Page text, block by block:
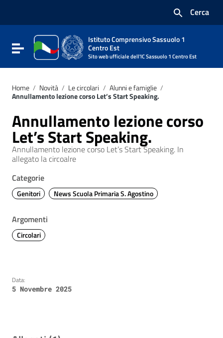
Vai al footer
Cerca
Attiva / disattiva la navigazione
Istituto Comprensivo Sassuolo 1
Centro Est
Sito web ufficiale dell'IC Sassuolo 1 Centro Est
Home / Novità / Le circolari / Alunni e famiglie /
Annullamento lezione corso Let’s Start Speaking.
Annullamento lezione corso
Let’s Start Speaking.
Annullamento lezione corso Let’s Start Speaking. In
allegato la circoalre
Categorie
Genitori News Scuola Primaria S. Agostino
Argomenti
Circolari
Data:
5 Novembre 2025